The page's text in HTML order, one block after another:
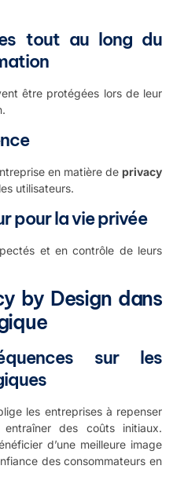
tout au long du
être protégées lors de leur
en matière de privacy
utilisateurs.
pour la vie privée
et en contrôle de leurs
by Design dans
sur les
les entreprises à repenser
des coûts initiaux.
d’une meilleure image
des consommateurs en